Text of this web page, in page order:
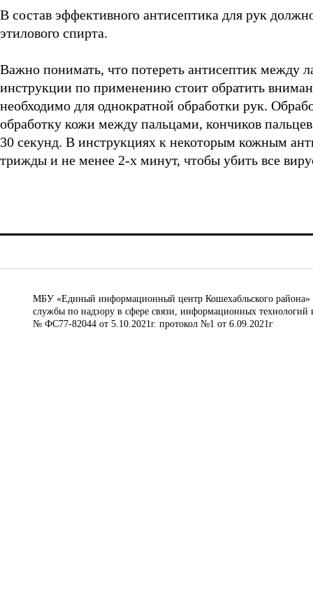
В состав эффективного антисептика для рук
этилового спирта.
Важно понимать, что потереть антисептик между
инструкции по применению стоит обратить
необходимо для однократной обработки рук.
обработку кожи между пальцами, кончиков
30 секунд. В инструкциях к некоторым кожным
трижды и не менее 2-х минут, чтобы убить все
МБУ «Единый информационный центр Кошехабльского района»
службы по надзору в сфере связи, информационных
№ ФС77-82044 от 5.10.2021г. протокол №1 от 6.09.2021г